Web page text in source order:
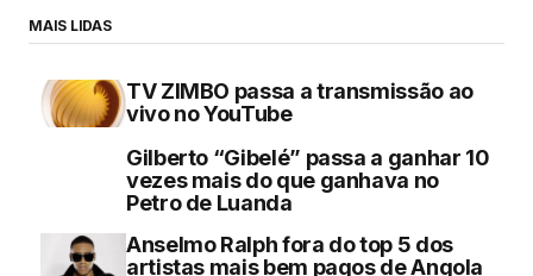
MAIS LIDAS
TV ZIMBO passa a transmissão ao
vivo no YouTube
Gilberto “Gibelé” passa a ganhar 10
vezes mais do que ganhava no
Petro de Luanda
Anselmo Ralph fora do top 5 dos
artistas mais bem pagos de Angola